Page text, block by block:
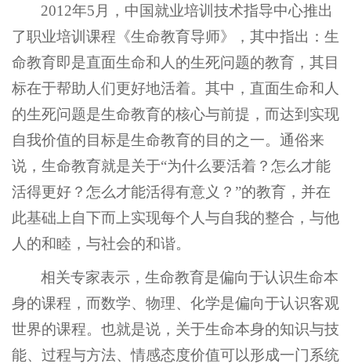
2012年5月，中国就业培训技术指导中心推出
了职业培训课程《生命教育导师》，其中指出：生
命教育即是直面生命和人的生死问题的教育，其目
标在于帮助人们更好地活着。其中，直面生命和人
的生死问题是生命教育的核心与前提，而达到实现
自我价值的目标是生命教育的目的之一。通俗来
说，生命教育就是关于“为什么要活着？怎么才能
活得更好？怎么才能活得有意义？”的教育，并在
此基础上自下而上实现每个人与自我的整合，与他
人的和睦，与社会的和谐。
相关专家表示，生命教育是偏向于认识生命本
身的课程，而数学、物理、化学是偏向于认识客观
世界的课程。也就是说，关于生命本身的知识与技
能、过程与方法、情感态度价值可以形成一门系统